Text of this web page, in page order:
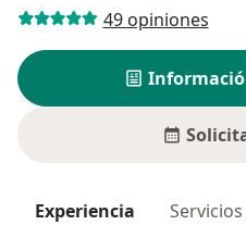
49 opiniones
Experiencia